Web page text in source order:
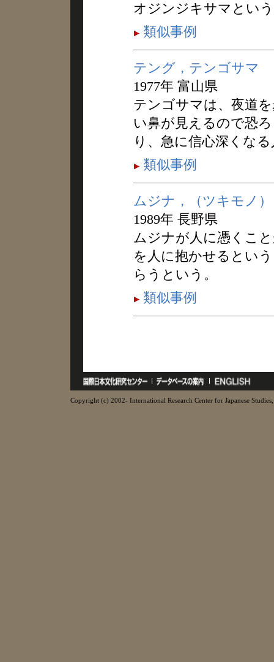
オジンジキサマとい
類似事例
テング，テンゴサマ
1977年 富山県
テンゴサマは、夜道
い鼻が見えるので恐
り、急に信心深くな
類似事例
ムジナ，（ツキモノ）
1989年 長野県
ムジナが人に憑くこ
を人に抱かせるとい
らうという。
類似事例
Copyright (c) 2002- International Research Center for Japanese